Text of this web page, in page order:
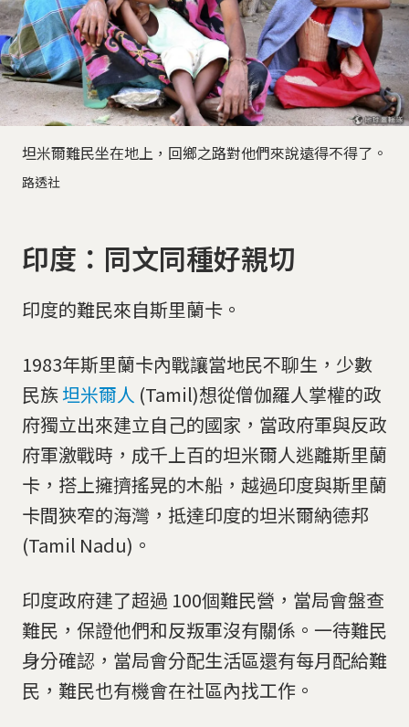
坦米爾難民坐在地上，回鄉之路對他們來說遠得不得了。
路透社
印度：同文同種好親切
印度的難民來自斯里蘭卡。
1983年斯里蘭卡內戰讓當地民不聊生，少數
民族坦米爾人 (Tamil)想從僧伽羅人掌權的政
府獨立出來建立自己的國家，當政府軍與反政
府軍激戰時，成千上百的坦米爾人逃離斯里蘭
卡，搭上擁擠搖晃的木船，越過印度與斯里蘭
卡間狹窄的海灣，抵達印度的坦米爾納德邦
(Tamil Nadu)。
印度政府建了超過 100個難民營，當局會盤查
難民，保證他們和反叛軍沒有關係。一待難民
身分確認，當局會分配生活區還有每月配給難
民，難民也有機會在社區內找工作。